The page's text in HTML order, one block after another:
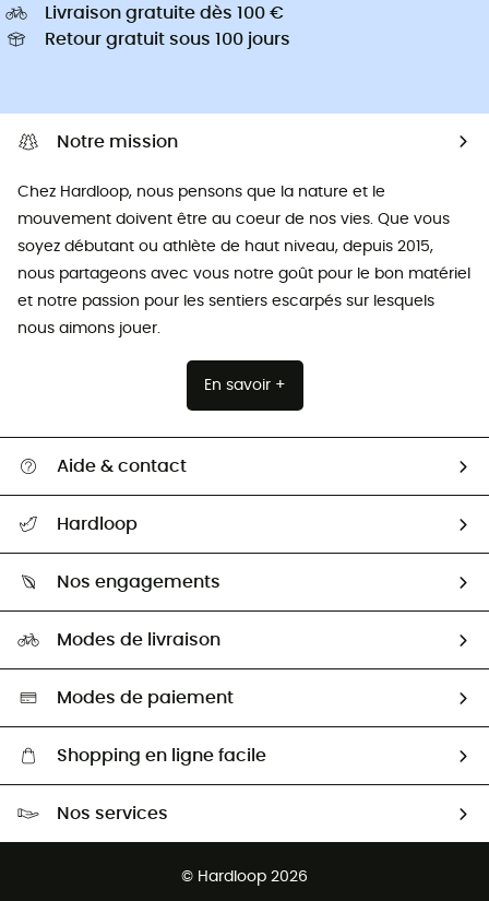
Livraison gratuite dès 100 €
Retour gratuit sous 100 jours
Notre mission
Chez Hardloop, nous pensons que la nature et le
mouvement doivent être au coeur de nos vies. Que vous
soyez débutant ou athlète de haut niveau, depuis 2015,
nous partageons avec vous notre goût pour le bon matériel
et notre passion pour les sentiers escarpés sur lesquels
nous aimons jouer.
En savoir +
Aide & contact
Guide des tailles
Seconde Main
Aide & Contact
Hardloop
HardGuides
Nos engagements
Sélection éco-responsable
Modes de livraison
Modes de paiement
Shopping en ligne facile
Nos services
© Hardloop 2026